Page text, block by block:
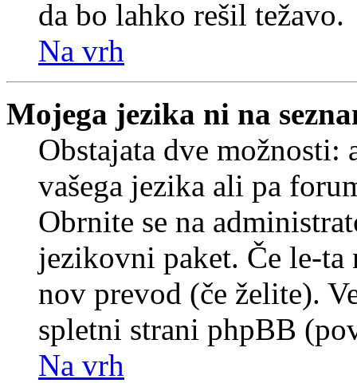
da bo lahko rešil težavo.
Na vrh
Mojega jezika ni na
Obstajata dve
vašega jezika ali pa
Obrnite se na
jezikovni paket. Če le-ta
nov prevod (če želite).
spletni strani phpBB
Na vrh